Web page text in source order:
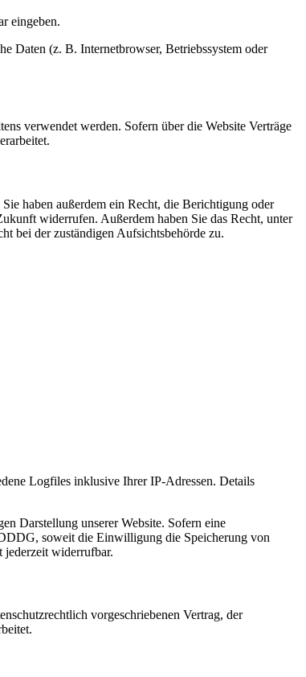
eingeben.
Daten (z. B. Internetbrowser, Betriebssystem oder
verwendet werden. Sofern über die Website Verträge
haben außerdem ein Recht, die Berichtigung oder
widerrufen. Außerdem haben Sie das Recht, unter
bei der zuständigen Aufsichtsbehörde zu.
Logfiles inklusive Ihrer IP-Adressen. Details
Darstellung unserer Website. Sofern eine
soweit die Einwilligung die Speicherung von
widerrufbar.
vorgeschriebenen Vertrag, der